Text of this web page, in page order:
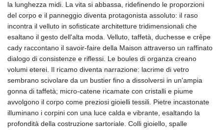
la lunghezza midi. La vita si abbassa, ridefinendo le proporzioni
del corpo e il panneggio diventa protagonista assoluto: il raso
incontra il velluto in sofisticate architetture tridimensionali che
esaltano il gesto dell'alta moda. Velluto, taffetà, duchesse e crêpe
cady raccontano il savoir-faire della Maison attraverso un raffinato
dialogo di consistenze e riflessi. Le boules di organza creano
volumi eterei. Il ricamo diventa narrazione: lacrime di vetro
sembrano scivolare da un bustier fino a dissolversi in un'ampia
gonna di taffetà; micro-catene ricamate con cristalli e piume
avvolgono il corpo come preziosi gioielli tessili. Pietre incastonate
illuminano i corpini con una luce calda e vibrante, esaltando la
profondità della costruzione sartoriale. Colli gioiello, spalle